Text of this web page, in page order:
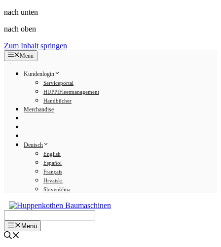
nach unten
nach oben
Zum Inhalt springen
Menü
Kundenlogin
Serviceportal
HUPPIFleetmanagement
Handbücher
Merchandise
Deutsch
English
Español
Français
Hrvatski
Slovenščina
Menü